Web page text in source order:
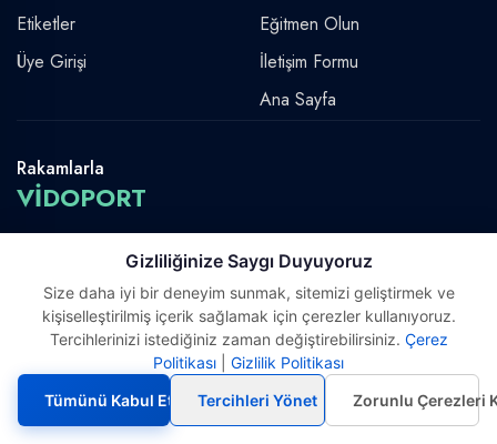
Etiketler
Üye Girişi
Eğitmen Olun
İletişim Formu
Ana Sayfa
Rakamlarla
VİDOPORT
ÜYE
135
EĞİTİM
4.643
DERS
Telif Hakkı © 2026 Vidoport, Inc.
Software,Design & Development:
Gizliliğinize Saygı Duyuyoruz
Size daha iyi bir deneyim sunmak, sitemizi geliştirmek ve
kişiselleştirilmiş içerik sağlamak için çerezler kullanıyoruz.
Tercihlerinizi istediğiniz zaman değiştirebilirsiniz. Çerez
Politikası
Gizlilik Politikası
Tümünü Kabul Et
Tercihleri Yönet Zorunlu Çerezleri